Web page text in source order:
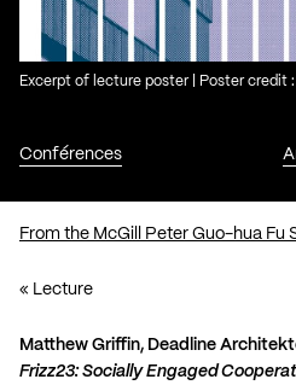
Conférences
Excerpt of lecture poster | Poster credit
From the McGill Peter Guo-hua Fu
« Lecture
Matthew Griffin, Deadline
Frizz23: Socially Engaged